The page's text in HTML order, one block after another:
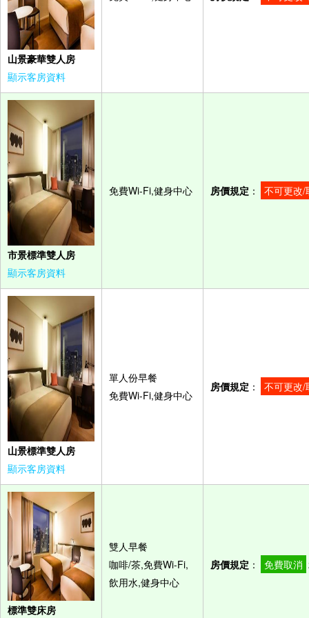
山景豪華雙人房
顯示客房資料
市景標準雙人房
顯示客房資料
免費Wi-Fi,健身中心 房價規定 ： 不可更改/
山景標準雙人房
顯示客房資料
單人份早餐
免費Wi-Fi,健身中心
房價規定 ： 不可更改/
標準雙床房
雙人早餐
咖啡/茶,免費Wi-Fi,
飲用水,健身中心
房價規定 ： 免費取消